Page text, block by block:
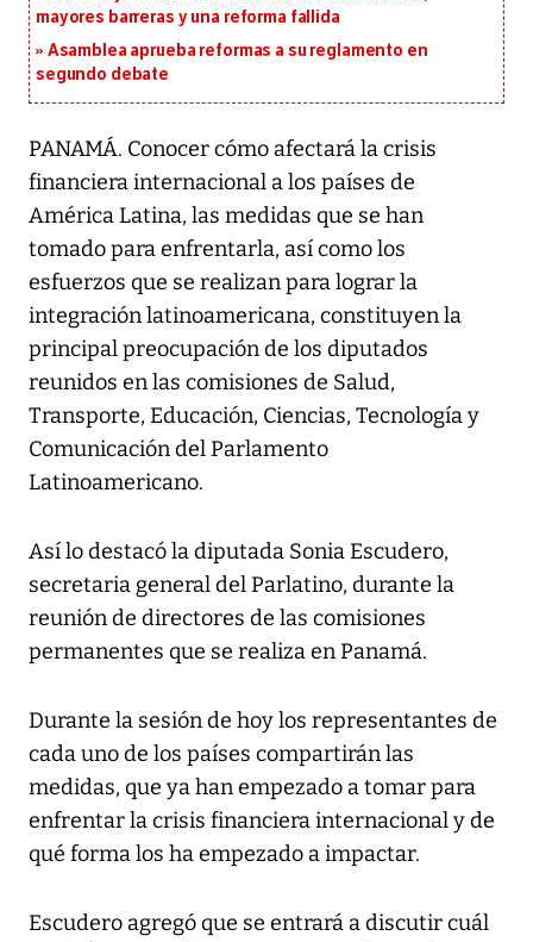
mayores barreras y una reforma fallida
Asamblea aprueba reformas a su reglamento en
segundo debate
PANAMÁ. Conocer cómo afectará la crisis
financiera internacional a los países de
América Latina, las medidas que se han
tomado para enfrentarla, así como los
esfuerzos que se realizan para lograr la
integración latinoamericana, constituyen la
principal preocupación de los diputados
reunidos en las comisiones de Salud,
Transporte, Educación, Ciencias, Tecnología y
Comunicación del Parlamento
Latinoamericano.
Así lo destacó la diputada Sonia Escudero,
secretaria general del Parlatino, durante la
reunión de directores de las comisiones
permanentes que se realiza en Panamá.
Durante la sesión de hoy los representantes de
cada uno de los países compartirán las
medidas, que ya han empezado a tomar para
enfrentar la crisis financiera internacional y de
qué forma los ha empezado a impactar.
Escudero agregó que se entrará a discutir cuál